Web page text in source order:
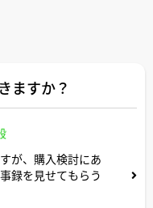
ますか？
が、購入検討にあ
録を見せてもらう